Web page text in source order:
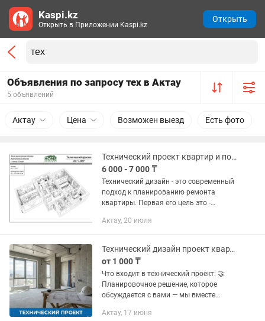
Объявления по запросу тех в Актау
5 объявлений
Актау Цена Возможен выезд Есть фото
Технический проект квартир и помещений
6 000 - 7 000 ₸
Технический дизайн - это современный
подход к планированию ремонта
квартиры. Первая его цель это -
до самых мельчайших деталей! Проект
Актау, 20 июля
Технический дизайн проект квартиры
от 1 000 ₸
Что входит в технический проект: 🤝
Планировочное решение, которое
обсуждается с вами — мы вместе
пространства, учитывая все ваши
Актау, 17 июня
Kaspi.kz
Открыть в Приложении Kaspi.kz
Открыть